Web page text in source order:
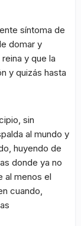
síntoma de
domar y
y que la
y quizás hasta
sin
al mundo y
huyendo de
donde ya no
al menos el
cuando,